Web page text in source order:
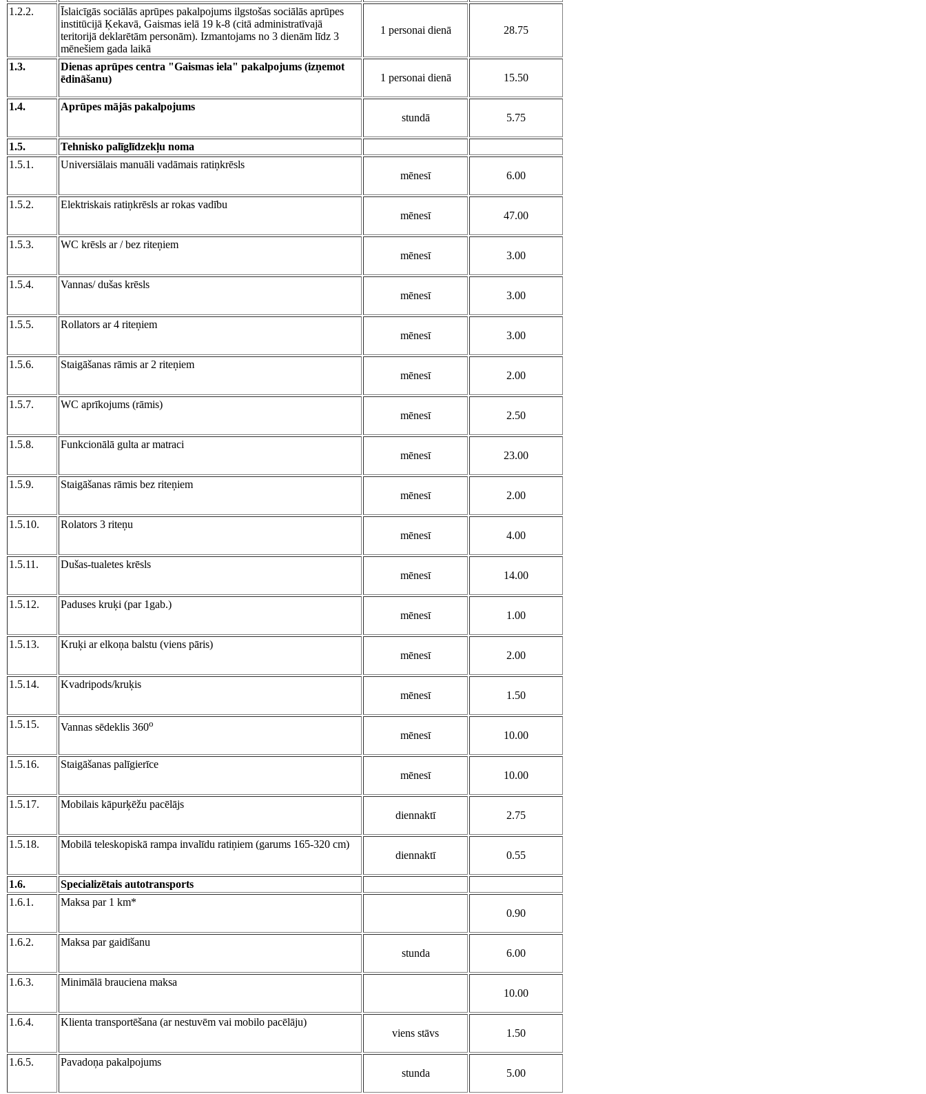
1.2.2.
Īslaicīgās sociālās aprūpes pakalpojums ilgstošas sociālās aprūpes
institūcijā Ķekavā, Gaismas ielā 19 k-8 (citā administratīvajā
teritorijā deklarētām personām). Izmantojams no 3 dienām līdz 3
mēnešiem gada laikā
1 personai dienā 28.75
1.3.
Dienas aprūpes centra "Gaismas iela" pakalpojums (izņemot
ēdināšanu)
1 personai dienā 15.50
1.4.
Aprūpes mājās pakalpojums
stundā
5.75
1.5.
Tehnisko palīglīdzekļu noma
1.5.1.
Universiālais manuāli vadāmais ratiņkrēsls
mēnesī
6.00
1.5.2.
Elektriskais ratiņkrēsls ar rokas vadību
mēnesī
47.00
1.5.3.
WC krēsls ar / bez riteņiem
mēnesī
3.00
1.5.4.
Vannas/ dušas krēsls
mēnesī
3.00
1.5.5.
Rollators ar 4 riteņiem
mēnesī
3.00
1.5.6.
Staigāšanas rāmis ar 2 riteņiem
mēnesī
2.00
1.5.7.
WC aprīkojums (rāmis)
mēnesī
2.50
1.5.8.
Funkcionālā gulta ar matraci
mēnesī
23.00
1.5.9.
Staigāšanas rāmis bez riteņiem
mēnesī
2.00
1.5.10.
Rolators 3 riteņu
mēnesī
4.00
1.5.11.
Dušas-tualetes krēsls
mēnesī
14.00
1.5.12.
Paduses kruķi (par 1gab.)
mēnesī
1.00
1.5.13.
Kruķi ar elkoņa balstu (viens pāris)
mēnesī
2.00
1.5.14.
Kvadripods/kruķis
mēnesī
1.50
1.5.15. Vannas sēdeklis 360o
mēnesī 10.00
1.5.16.
Staigāšanas palīgierīce
mēnesī
10.00
1.5.17.
Mobilais kāpurķēžu pacēlājs
diennaktī
2.75
1.5.18.
Mobilā teleskopiskā rampa invalīdu ratiņiem (garums 165-320 cm)
diennaktī
0.55
1.6.
Specializētais autotransports
1.6.1.
Maksa par 1 km*
0.90
1.6.2.
Maksa par gaidīšanu
stunda
6.00
1.6.3.
Minimālā brauciena maksa
10.00
1.6.4.
Klienta transportēšana (ar nestuvēm vai mobilo pacēlāju)
viens stāvs
1.50
1.6.5.
Pavadoņa pakalpojums
stunda
5.00